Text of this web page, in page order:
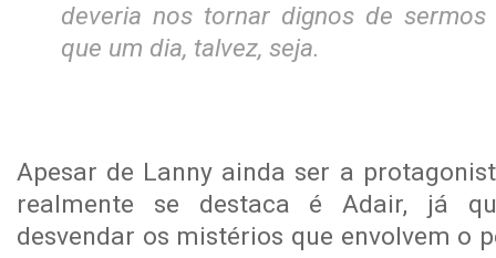
deveria nos tornar dignos de sermos
que um dia, talvez, seja.
Apesar de Lanny ainda ser a
realmente se destaca é Adair, já
desvendar os mistérios que envolvem o